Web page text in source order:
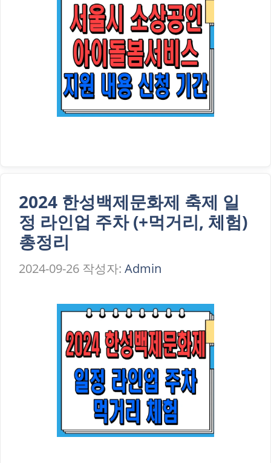
2024 한성백제문화제 축제 일
정 라인업 주차 (+먹거리, 체험)
총정리
2024-09-26 작성자: Admin